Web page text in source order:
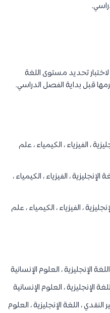
تحديد مستوى اللغة
قبل بداية الفصل الدراسي.
، الفيزياء ، الكيمياء ، علم
الإنجليزية ، الفيزياء ، الكيمياء ،
، الفيزياء ، الكيمياء ، علم
الإنجليزية ، العلوم الإنسانية
الإنجليزية ، العلوم الإنسانية
النقدي ، اللغة الإنجليزية ، العلوم